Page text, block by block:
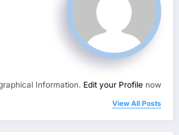
Information. Edit your Profile now.
View All Posts